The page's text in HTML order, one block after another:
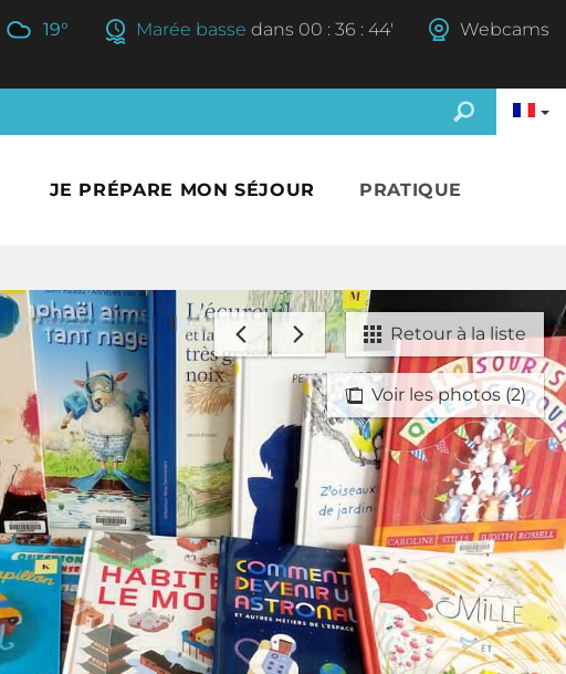
19° Marée basse dans 00 : 36 : 43' Webcams
JE PRÉPARE MON SÉJOUR PRATIQUE
Voir les photos (2)
Retour à la liste